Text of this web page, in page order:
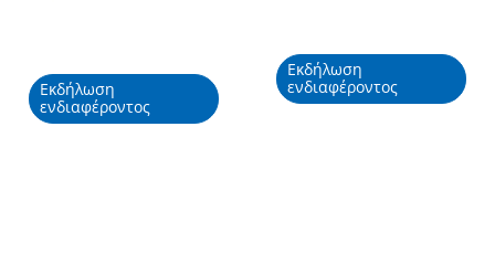
Εκδήλωση
ενδιαφέροντος
Εκδήλωση
ενδιαφέροντος